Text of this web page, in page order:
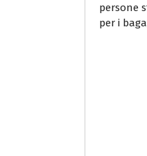
persone
per i